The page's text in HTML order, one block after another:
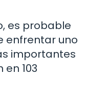
es probable
enfrentar uno
importantes
103